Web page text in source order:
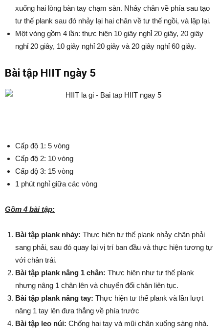
xuống hai lòng bàn tay chạm sàn. Nhảy chân về phía sau tạo
tư thế plank sau đó nhảy lại hai chân về tư thế ngồi, và lặp lại.
Một vòng gồm 4 lần: thực hiện 10 giây nghỉ 20 giây, 20 giây
nghỉ 20 giây, 10 giây nghỉ 20 giây và 20 giây nghỉ 60 giây.
Bài tập HIIT ngày 5
Cấp độ 1: 5 vòng
Cấp độ 2: 10 vòng
Cấp độ 3: 15 vòng
1 phút nghỉ giữa các vòng
Gồm 4 bài tập:
Bài tập plank nhảy: Thực hiện tư thế plank nhảy chân phải
sang phải, sau đó quay lại vị trí ban đầu và thực hiện tương tự
với chân trái.
Bài tập plank nâng 1 chân: Thực hiện như tư thế plank
nhưng nâng 1 chân lên và chuyển đổi chân liên tục.
Bài tập plank nâng tay: Thực hiện tư thế plank và lần lượt
nâng 1 tay lên đưa thẳng về phía trước
Bài tập leo núi: Chống hai tay và mũi chân xuống sàng nhà.